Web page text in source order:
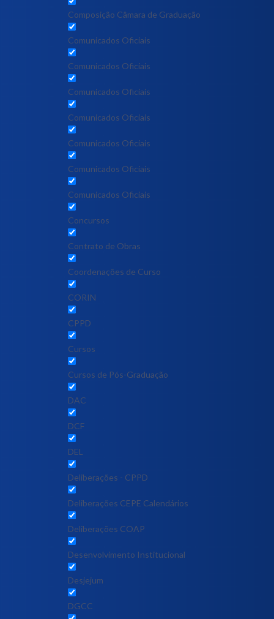
Composição Câmara de Graduação
Comunicados Oficiais
Comunicados Oficiais
Comunicados Oficiais
Comunicados Oficiais
Comunicados Oficiais
Comunicados Oficiais
Comunicados Oficiais
Concursos
Contrato de Obras
Coordenações de Curso
CORIN
CPPD
Cursos
Cursos de Pós-Graduação
DAC
DCF
DEL
Deliberações - CPPD
Deliberações CEPE Calendários
Deliberações COAP
Desenvolvimento Institucional
Desjejum
DGCC